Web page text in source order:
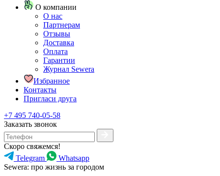
О компании
О нас
Партнерам
Отзывы
Доставка
Оплата
Гарантии
Журнал Sewera
Избранное
Контакты
Пригласи друга
+7 495 740-05-58
Заказать звонок
Скоро свяжемся!
Telegram
Whatsapp
Sewera: про жизнь за городом